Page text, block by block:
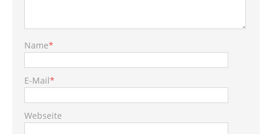
Name*
E-Mail*
Webseite